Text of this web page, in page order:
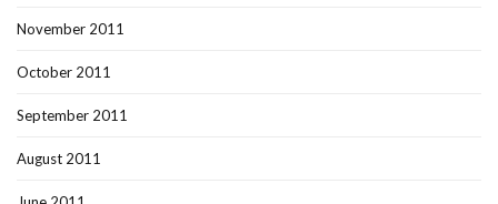
November 2011
October 2011
September 2011
August 2011